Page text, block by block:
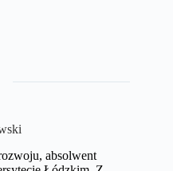
absolwent